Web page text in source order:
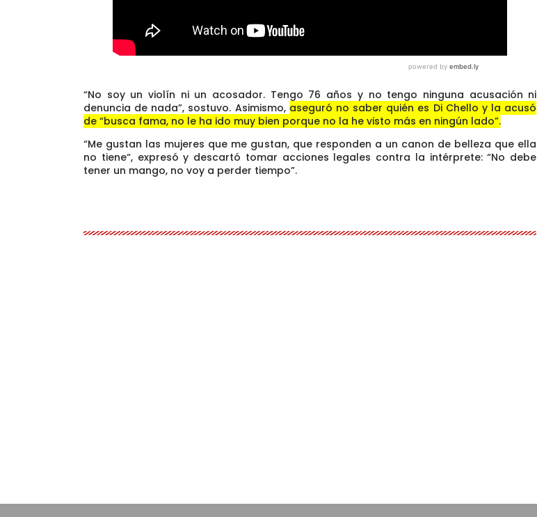
“No soy un violín ni un acosador. Tengo 76 años y no tengo ninguna acusación ni
denuncia de nada”, sostuvo. Asimismo, aseguró no saber quién es Di Chello y la acusó
de “busca fama, no le ha ido muy bien porque no la he visto más en ningún lado”.
“Me gustan las mujeres que me gustan, que responden a un canon de belleza que ella
no tiene“, expresó y descartó tomar acciones legales contra la intérprete:“No debe
tener un mango, no voy a perder tiempo”.